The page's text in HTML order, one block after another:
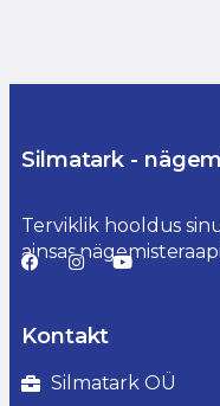
Silmatark -
Terviklik hooldus
ainsas
Kontakt
Silmatark OÜ